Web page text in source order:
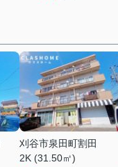
刈谷市泉田町割田
2K (31.50㎡)